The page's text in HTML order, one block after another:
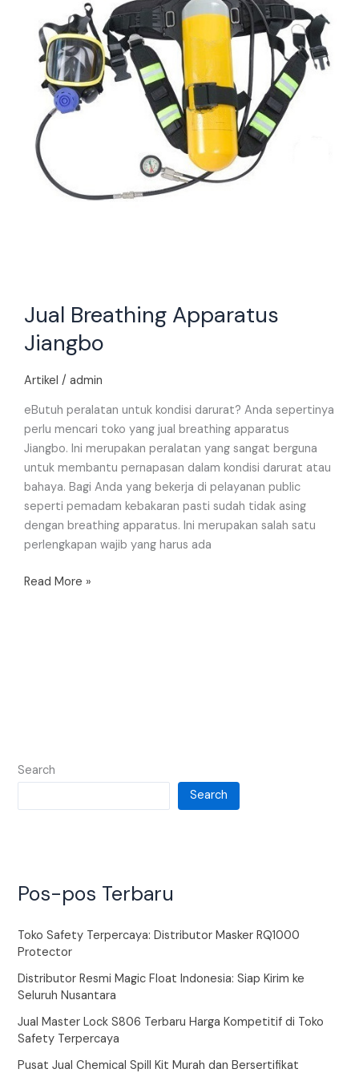
Jual Breathing Apparatus
Jiangbo
Artikel / admin
eButuh peralatan untuk kondisi darurat? Anda sepertinya
perlu mencari toko yang jual breathing apparatus
Jiangbo. Ini merupakan peralatan yang sangat berguna
untuk membantu pernapasan dalam kondisi darurat atau
bahaya. Bagi Anda yang bekerja di pelayanan public
seperti pemadam kebakaran pasti sudah tidak asing
dengan breathing apparatus. Ini merupakan salah satu
perlengkapan wajib yang harus ada
Read More »
Search
Search
Pos-pos Terbaru
Toko Safety Terpercaya: Distributor Masker RQ1000
Protector
Distributor Resmi Magic Float Indonesia: Siap Kirim ke
Seluruh Nusantara
Jual Master Lock S806 Terbaru Harga Kompetitif di Toko
Safety Terpercaya
Pusat Jual Chemical Spill Kit Murah dan Bersertifikat